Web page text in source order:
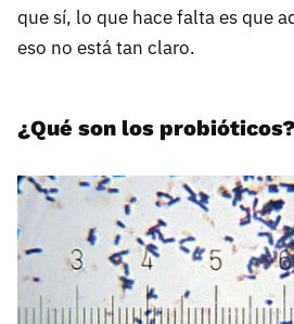
que sí, lo que hace falta es que
eso no está tan claro.
¿Qué son los probióticos?